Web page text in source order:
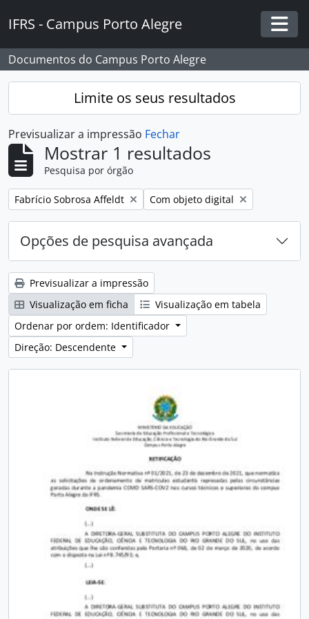
IFRS - Campus Porto Alegre
Documentos do Campus Porto Alegre
Limite os seus resultados
Previsualizar a impressão Fechar
Mostrar 1 resultados
Pesquisa por órgão
Remover filtro:
Fabrício Sobrosa Affeldt Remover filtro:
Com objeto digital
Opções de pesquisa avançada
Previsualizar a impressão
Visualização em ficha
Visualização em tabela
Ordenar por ordem: Identificador
Direção: Descendente